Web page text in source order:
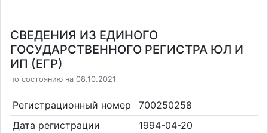
СВЕДЕНИЯ ИЗ ЕДИНОГО
ГОСУДАРСТВЕННОГО РЕГИСТРА ЮЛ И
ИП (ЕГР)
по состоянию на 08.10.2021
Регистрационный номер
700250258
Дата регистрации
1994-04-20